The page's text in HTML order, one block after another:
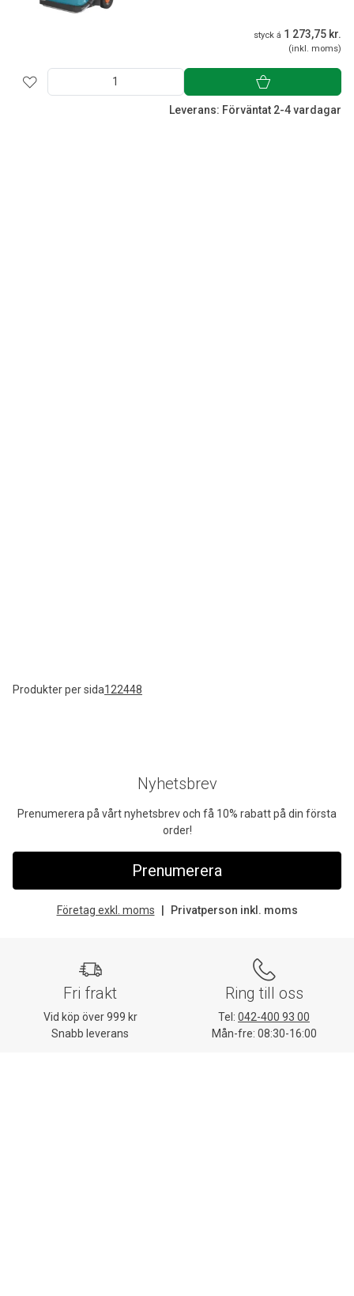
styck á 1 273,75 kr.
(inkl. moms)
Leverans: Förväntat 2-4 vardagar
Produkter per sida122448
Nyhetsbrev
Prenumerera på vårt nyhetsbrev och få 10% rabatt på din första
order!
Prenumerera
Företag exkl. moms Privatperson inkl. moms
Fri frakt
Vid köp över 999 kr
Snabb leverans
Ring till oss
Tel: 042-400 93 00
Mån-fre: 08:30-16:00